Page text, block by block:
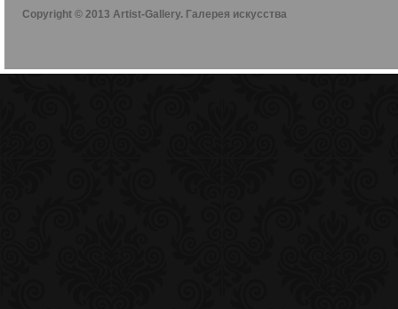
Copyright © 2013 Artist-Gallery. Галерея искусства